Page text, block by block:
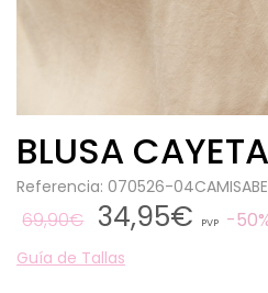
BLUSA
Referencia: 070526-
69,90€ 34,95€ PVP
Guía de Tallas